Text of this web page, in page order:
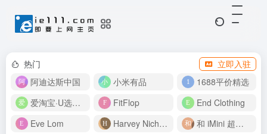
热门
立即入驻
阿迪达斯中国
小米有品
1688平价精选
爱淘宝·U选好价
FitFlop
End Clothing
Eve Lom
Harvey Nichols
和 iMini 超级智能体一起构建伟大作品